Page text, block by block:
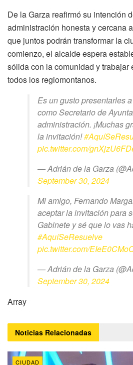
De la Garza reafirmó su intención
administración honesta y cercana
que juntos podrán transformar la
comienzo, el alcalde espera
sólida con la comunidad y trabajar
todos los regiomontanos.
Es un gusto presentarles a
como Secretario de
administración. ¡Muchas
la invitación!
pic.twitter.com/
— Adrián de la Garza
September 30, 2024
Mi amigo, Fernando
aceptar la invitación para
Gabinete y sé que lo vas
#AquíSeResuelve
pic.twitter.com/
— Adrián de la Garza
September 30, 2024
Array
Noticias Relacionadas
CIUDAD